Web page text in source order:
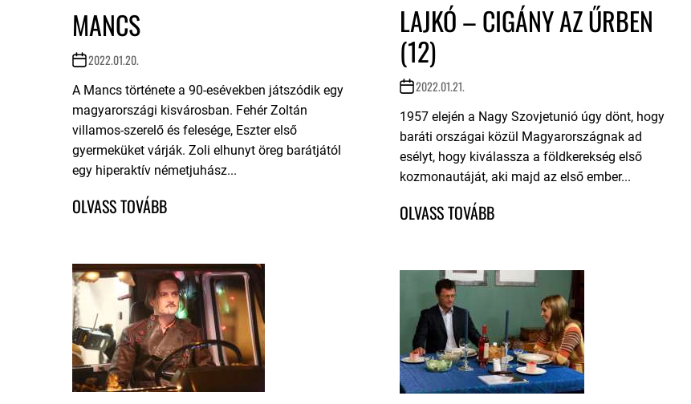
LAJKÓ – CIGÁNY AZ ŰRBEN
(12)
2022.01.21.
1957 elején a Nagy Szovjetunió úgy dönt, hogy
baráti országai közül Magyarországnak ad
esélyt, hogy kiválassza a földkerekség első
kozmonautáját, aki majd az első ember...
MANCS
2022.01.20.
A Mancs története a 90-esévekben játszódik egy
magyarországi kisvárosban. Fehér Zoltán
villamos-szerelő és felesége, Eszter első
gyermeküket várják. Zoli elhunyt öreg barátjától
egy hiperaktív németjuhász...